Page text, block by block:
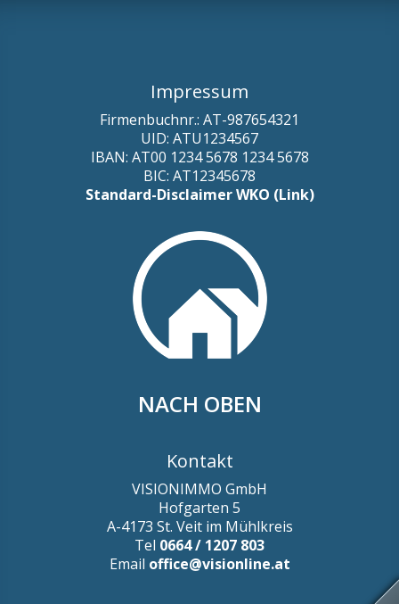
Impressum
Firmenbuchnr.: AT-987654321
UID: ATU1234567
IBAN: AT00 1234 5678 1234 5678
BIC: AT12345678
Standard-Disclaimer WKO (Link)
NACH OBEN
Kontakt
VISIONIMMO GmbH
Hofgarten 5
A-4173 St. Veit im Mühlkreis
Tel 0664 / 1207 803
Email office@visionline.at